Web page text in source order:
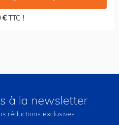
€TTC !
à la newsletter
réductions exclusives